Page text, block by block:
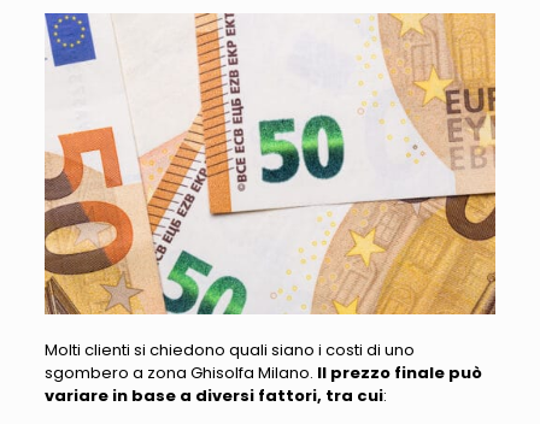
Molti clienti si chiedono quali siano i costi di uno
sgombero a zona Ghisolfa Milano. Il prezzo finale può
variare in base a diversi fattori, tra cui: